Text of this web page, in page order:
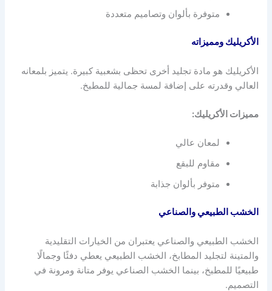
متوفرة بألوان وتصاميم متعددة
الأكريليك ومميزاته
الأكريليك هو مادة تجليد أخرى تحظى بشعبية كبيرة. يتميز بلمعانه
العالي وقدرته على إضافة لمسة جمالية للمطبخ.
مميزات الأكريليك:
لمعان عالي
مقاوم للبقع
متوفر بألوان جذابة
الخشب الطبيعي والصناعي
الخشب الطبيعي والصناعي يعتبران من الخيارات التقليدية
والمتينة لتجليد المطابخ، الخشب الطبيعي يعطي دفئًا وجمالًا
طبيعيًا للمطبخ، بينما الخشب الصناعي يوفر متانة ومرونة في
التصميم.